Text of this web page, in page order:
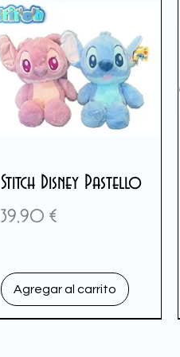
Stitch Disney Pastello
Precio
39,90 €
Agregar al carrito